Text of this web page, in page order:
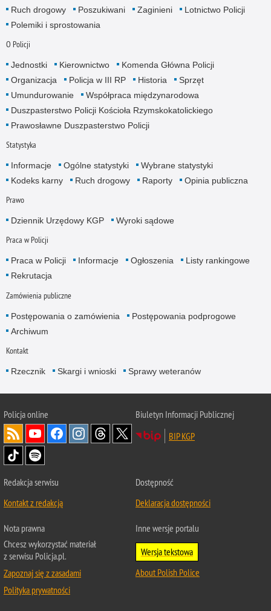
Ruch drogowy
Poszukiwani Zaginieni
Lotnictwo Policji
Polemiki i sprostowania
O Policji
Jednostki Kierownictwo
Komenda Główna Policji
Organizacja
Policja w III RP Historia
Sprzęt
Umundurowanie
Współpraca międzynarodowa
Duszpasterstwo Policji Kościoła Rzymskokatolickiego
Prawosławne Duszpasterstwo Policji
Statystyka
Informacje Ogólne statystyki
Wybrane statystyki
Kodeks karny
Ruch drogowy Raporty Opinia publiczna
Prawo
Dziennik Urzędowy KGP Wyroki sądowe
Praca w Policji
Praca w Policji Informacje Ogłoszenia
Listy rankingowe
Rekrutacja
Zamówienia publiczne
Postępowania o zamówienia
Postępowania podprogowe
Archiwum
Kontakt
Rzecznik Skargi i wnioski Sprawy weteranów
Policjaonline
Biuletyn Informacji Publicznej
BIP KGP
Redakcja serwisu
Kontakt z redakcją
Dostępność
Deklaracja dostępności
Nota prawna
Chcesz wykorzystać materiał
z serwisu Policja.pl.
Zapoznaj się z zasadami
Polityka prywatności
Inne wersje portalu
Wersja tekstowa
About Polish Police